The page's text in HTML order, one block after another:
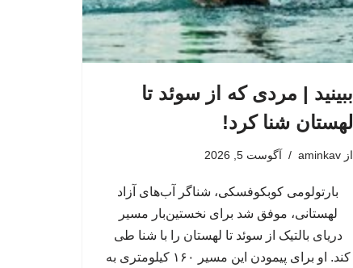
ببینید | مردی که از سوئد تا
لهستان شنا کرد!
از aminkav آگوست 5, 2026
بارتولومی کوبکوفسکی، شناگر آب‌های آزاد
لهستانی، موفق شد برای نخستین‌بار مسیر
دریای بالتیک از سوئد تا لهستان را با شنا طی
کند. او برای پیمودن این مسیر ۱۶۰ کیلومتری به